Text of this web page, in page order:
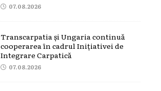
07.08.2026
Transcarpatia și Ungaria continuă
cooperarea în cadrul Inițiativei de
Integrare Carpatică
07.08.2026